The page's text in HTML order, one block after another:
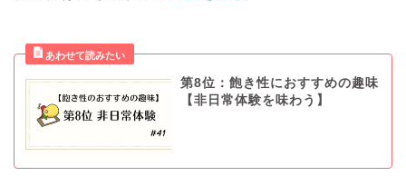
第8位：飽き性におすすめの趣味
【非日常体験を味わう】